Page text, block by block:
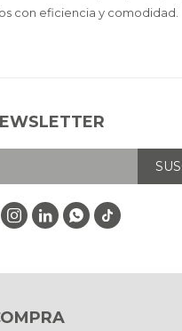
con eficiencia y comodidad.
  